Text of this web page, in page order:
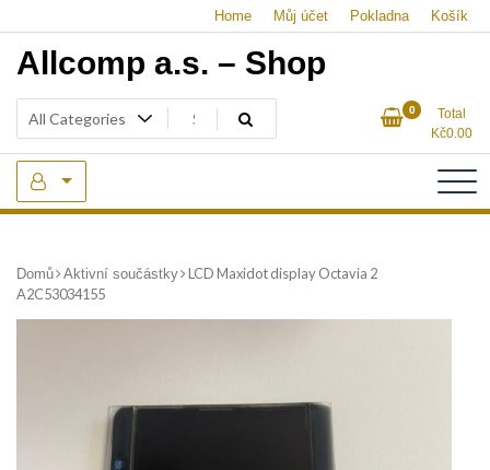
to
content
Home Můj účet Pokladna Košík
Allcomp a.s. – Shop
0
Total
Kč0.00
Domů Aktivní součástky LCD Maxidot display Octavia 2
A2C53034155